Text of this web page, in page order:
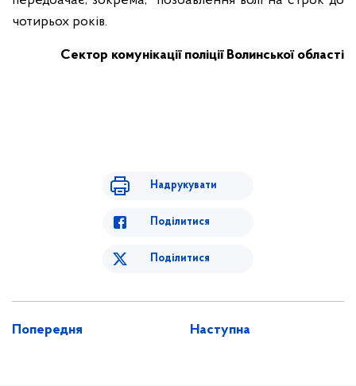
чотирьох років.
Сектор комунікації поліції Волинської області
Надрукувати
Поділитися
Поділитися
Попередня Наступна